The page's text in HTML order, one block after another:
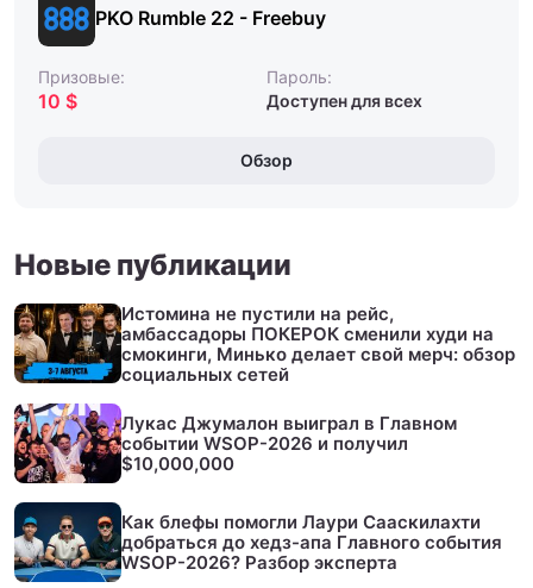
PKO Rumble 22 - Freebuy
Призовые:
10 $
Пароль:
Доступен для всех
Обзор
Новые публикации
Истомина не пустили на рейс,
амбассадоры ПОКЕРОК сменили худи на
смокинги, Минько делает свой мерч: обзор
социальных сетей
Лукас Джумалон выиграл в Главном
событии WSOP-2026 и получил
$10,000,000
Как блефы помогли Лаури Сааскилахти
добраться до хедз-апа Главного события
WSOP-2026? Разбор эксперта